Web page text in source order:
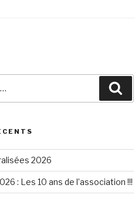
2026
: Les 10 ans de l’association !!!